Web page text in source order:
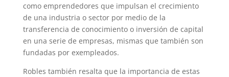
como emprendedores que impulsan el crecimiento
de una industria o sector por medio de la
transferencia de conocimiento o inversión de capital
en una serie de empresas, mismas que también son
fundadas por exempleados.
Robles también resalta que la importancia de estas